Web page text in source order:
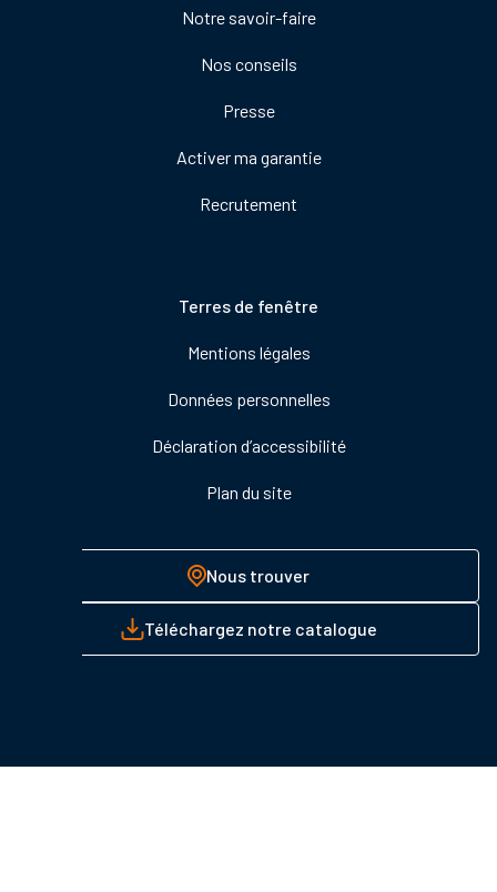
Notre savoir-faire
Nos conseils
Presse
Activer ma garantie
Recrutement
Terres de fenêtre
Mentions légales
Données personnelles
Déclaration d’accessibilité
Plan du site
Nous trouver
Téléchargez notre catalogue